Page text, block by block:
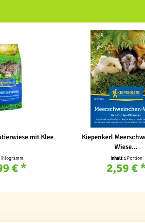
mit Klee
Kilogramm
€ *
Kiepenkerl
Wiese...
Inhalt 1 Portion
2,59 €